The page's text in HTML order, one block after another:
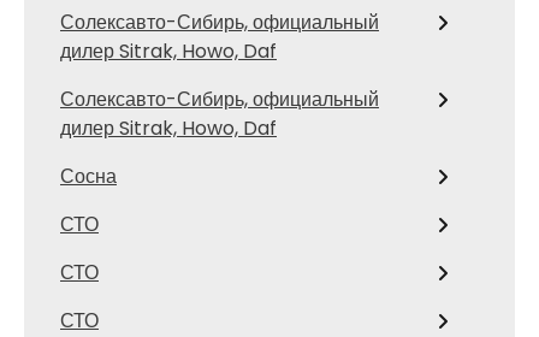
Солексавто-Сибирь, официальный
дилер Sitrak, Howo, Daf
Солексавто-Сибирь, официальный
дилер Sitrak, Howo, Daf
Сосна
СТО
СТО
СТО